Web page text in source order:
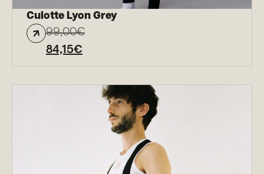
Culotte Lyon Grey
99,00€
84,15€